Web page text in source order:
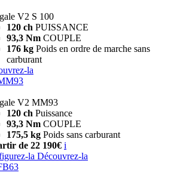
V2 S 100
120 ch PUISSANCE
93,3 Nm COUPLE
176 kg Poids en ordre de marche sans
carburant
la
V2 MM93
120 ch Puissance
93,3 Nm COUPLE
175,5 kg Poids sans carburant
de 22 190€ i
la Découvrez-la